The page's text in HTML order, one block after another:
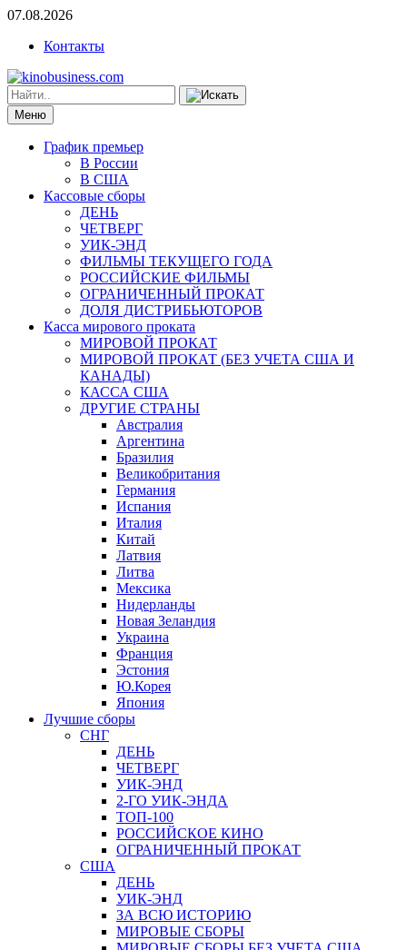
07.08.2026
Контакты
Меню
График премьер
В России
В США
Кассовые сборы
ДЕНЬ
ЧЕТВЕРГ
УИК-ЭНД
ФИЛЬМЫ ТЕКУЩЕГО ГОДА
РОССИЙСКИЕ ФИЛЬМЫ
ОГРАНИЧЕННЫЙ ПРОКАТ
ДОЛЯ ДИСТРИБЬЮТОРОВ
Касса мирового проката
МИРОВОЙ ПРОКАТ
МИРОВОЙ ПРОКАТ (БЕЗ УЧЕТА США И
КАНАДЫ)
КАССА США
ДРУГИЕ СТРАНЫ
Австралия
Аргентина
Бразилия
Великобритания
Германия
Испания
Италия
Китай
Латвия
Литва
Мексика
Нидерланды
Новая Зеландия
Украина
Франция
Эстония
Ю.Корея
Япония
Лучшие сборы
СНГ
ДЕНЬ
ЧЕТВЕРГ
УИК-ЭНД
2-ГО УИК-ЭНДА
ТОП-100
РОССИЙСКОЕ КИНО
ОГРАНИЧЕННЫЙ ПРОКАТ
США
ДЕНЬ
УИК-ЭНД
ЗА ВСЮ ИСТОРИЮ
МИРОВЫЕ СБОРЫ